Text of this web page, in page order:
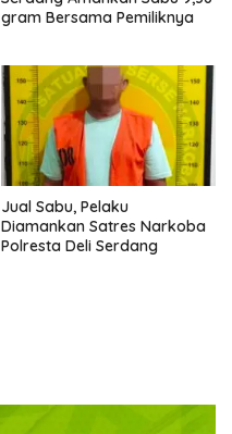
gram Bersama Pemiliknya
Jual Sabu, Pelaku
Diamankan Satres Narkoba
Polresta Deli Serdang